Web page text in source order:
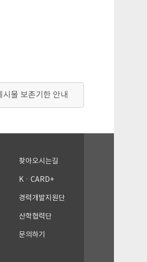
시물 보존기한 안내
찾아오시는길
KㆍCARD+
경력개발지원단
산학협력단
문의하기